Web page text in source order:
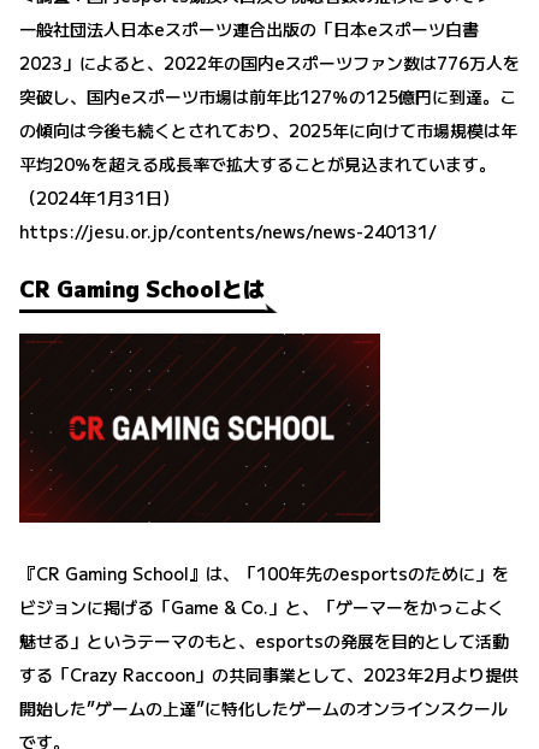
一般社団法人日本eスポーツ連合出版の「日本eスポーツ白書
2023」によると、2022年の国内eスポーツファン数は776万人を
突破し、国内eスポーツ市場は前年比127％の125億円に到達。こ
の傾向は今後も続くとされており、2025年に向けて市場規模は年
平均20％を超える成長率で拡大することが見込まれています。
（2024年1月31日）
https://jesu.or.jp/contents/news/news-240131/
CR Gaming Schoolとは
『CR Gaming School』は、「100年先のesportsのために」を
ビジョンに掲げる「Game & Co.」と、「ゲーマーをかっこよく
魅せる」というテーマのもと、esportsの発展を目的として活動
する「Crazy Raccoon」の共同事業として、2023年2月より提供
開始した”ゲームの上達”に特化したゲームのオンラインスクール
です。